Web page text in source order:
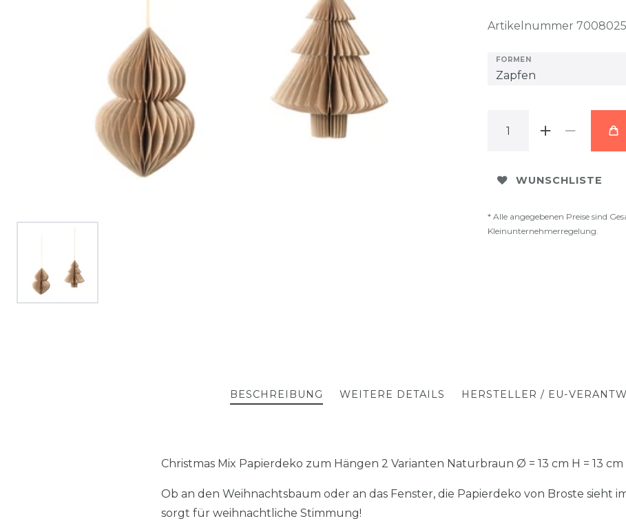
Artikelnummer
FORMEN
WUNSCHLISTE
* Alle angegebenen Preise sind
Kleinunternehmerregelung.
BESCHREIBUNG WEITERE DETAILS HERSTELLER / EU-
Christmas Mix Papierdeko zum Hängen 2 Varianten Naturbraun Ø = 13 cm H = 13 cm
Ob an den Weihnachtsbaum oder an das Fenster, die Papierdeko von Broste sieht
sorgt für weihnachtliche Stimmung!